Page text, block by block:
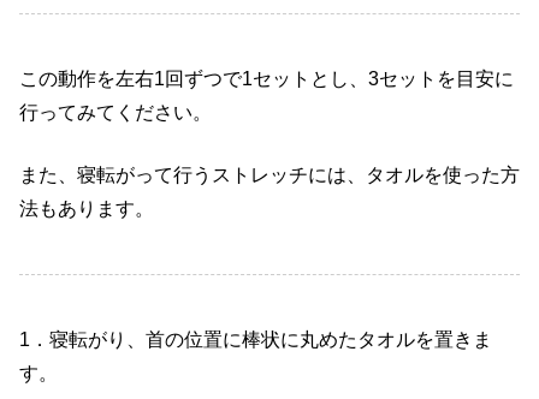
この動作を左右1回ずつで1セットとし、 3セットを目安に
行ってみてください。
また、寝転がって行うストレッチには、タオルを使った方
法もあります。
1 ．寝転がり、首の位置に棒状に丸めたタオルを置きま
す。